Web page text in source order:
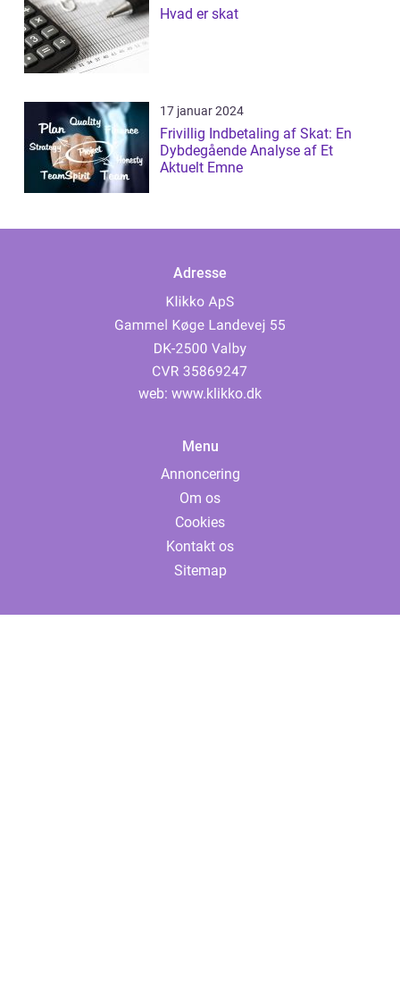
Hvad er skat
17 januar 2024
Frivillig Indbetaling af Skat: En
Dybdegående Analyse af Et
Aktuelt Emne
Adresse
web: www.klikko.dk
Menu
Annoncering
Om os
Cookies
Kontakt os
Sitemap